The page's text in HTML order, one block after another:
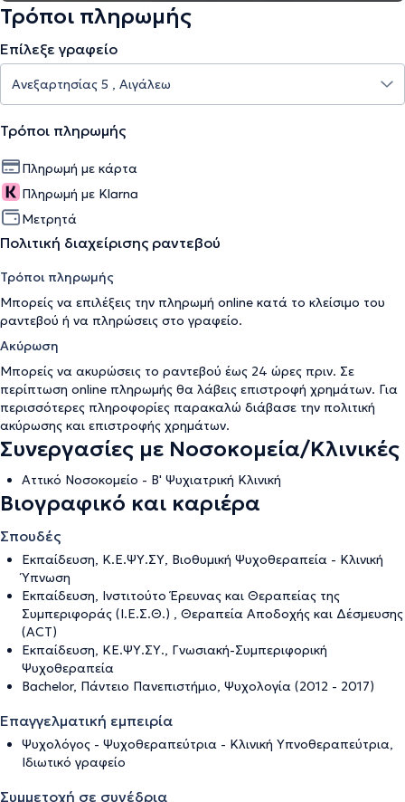
Τρόποι πληρωμής
Επίλεξε γραφείο
Τρόποι πληρωμής
Πληρωμή με κάρτα
Πληρωμή με Klarna
Μετρητά
Πολιτική διαχείρισης ραντεβού
Τρόποι πληρωμής
Μπορείς να επιλέξεις την πληρωμή online κατά το κλείσιμο του
ραντεβού ή να πληρώσεις στο γραφείο.
Ακύρωση
Μπορείς να ακυρώσεις το ραντεβού έως 24 ώρες πριν. Σε
περίπτωση online πληρωμής θα λάβεις επιστροφή χρημάτων. Για
περισσότερες πληροφορίες παρακαλώ διάβασε την πολιτική
ακύρωσης και επιστροφής χρημάτων.
Συνεργασίες με Νοσοκομεία/Κλινικές
Αττικό Νοσοκομείο - Β' Ψυχιατρική Κλινική
Βιογραφικό και καριέρα
Σπουδές
Εκπαίδευση, Κ.Ε.ΨΥ.ΣΥ, Βιοθυμική Ψυχοθεραπεία - Κλινική
Ύπνωση
Εκπαίδευση, Ινστιτούτο Έρευνας και Θεραπείας της
Συμπεριφοράς (Ι.Ε.Σ.Θ.) , Θεραπεία Αποδοχής και Δέσμευσης
(ACT)
Εκπαίδευση, ΚΕ.ΨΥ.ΣΥ., Γνωσιακή-Συμπεριφορική
Ψυχοθεραπεία
Bachelor, Πάντειο Πανεπιστήμιο, Ψυχολογία (2012 - 2017)
Επαγγελματική εμπειρία
Ψυχολόγος - Ψυχοθεραπεύτρια - Κλινική Υπνοθεραπεύτρια,
Ιδιωτικό γραφείο
Συμμετοχή σε συνέδρια